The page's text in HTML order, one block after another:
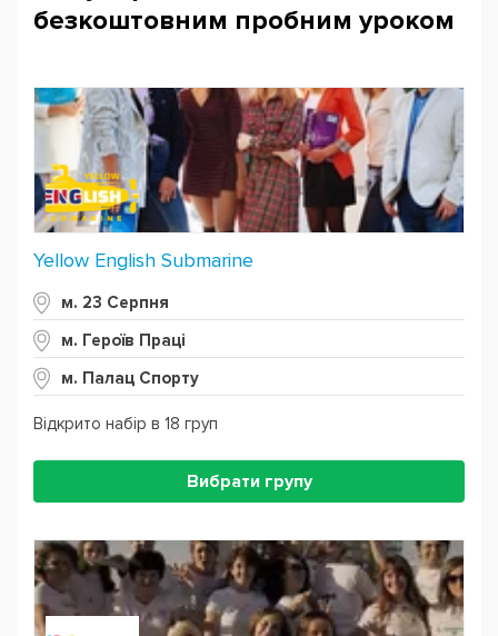
безкоштовним пробним уроком
Yellow English Submarine
м. 23 Серпня
м. Героїв Праці
м. Палац Спорту
Відкрито набір в 18 груп
Вибрати групу